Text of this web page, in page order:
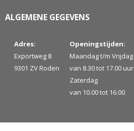
ALGEMENE GEGEVENS
Adres:
Exportweg 8
9301 ZV Roden
Openingstijden:
Maandag t/m Vrijdag
van 8.30 tot 17.00 uur
Zaterdag
van 10.00 tot 16.00